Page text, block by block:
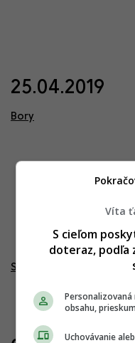
25.04.2019
Bory
Svet zdravia Bory
Víta
S cieľom
doteraz, podľa
obsahu,
Uchovávanie